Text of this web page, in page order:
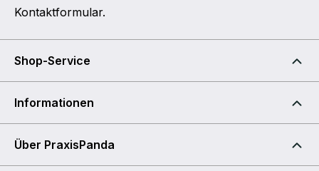
Kontaktformular.
Shop-Service
Informationen
Über PraxisPanda